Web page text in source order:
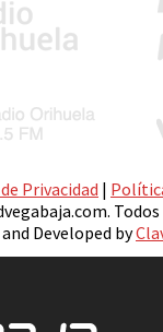
Privacidad |
Developed by